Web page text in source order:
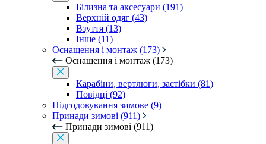
Білизна та аксесуари (191)
Верхній одяг (43)
Взуття (13)
Інше (11)
Оснащення і монтаж (173)
Оснащення і монтаж (173)
Карабіни, вертлюги, застібки (81)
Повідці (92)
Підгодовування зимове (9)
Принади зимові (911)
Принади зимові (911)